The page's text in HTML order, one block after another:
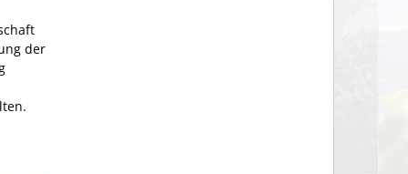
der